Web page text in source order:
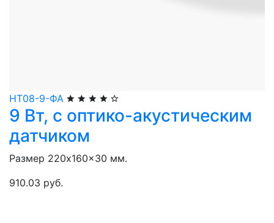
НТ08-9-ФА
9 Вт, с оптико-акустическим
датчиком
Размер 220x160x30 мм.
910.03 руб.